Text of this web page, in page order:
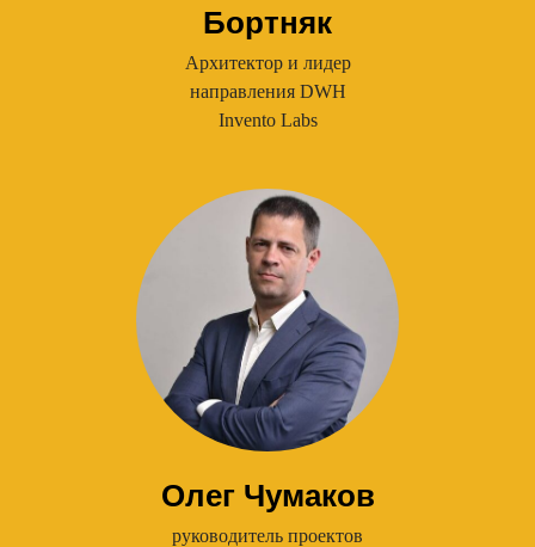
Бортняк
Архитектор и лидер
направления DWH
Invento Labs
Олег Чумаков
руководитель проектов